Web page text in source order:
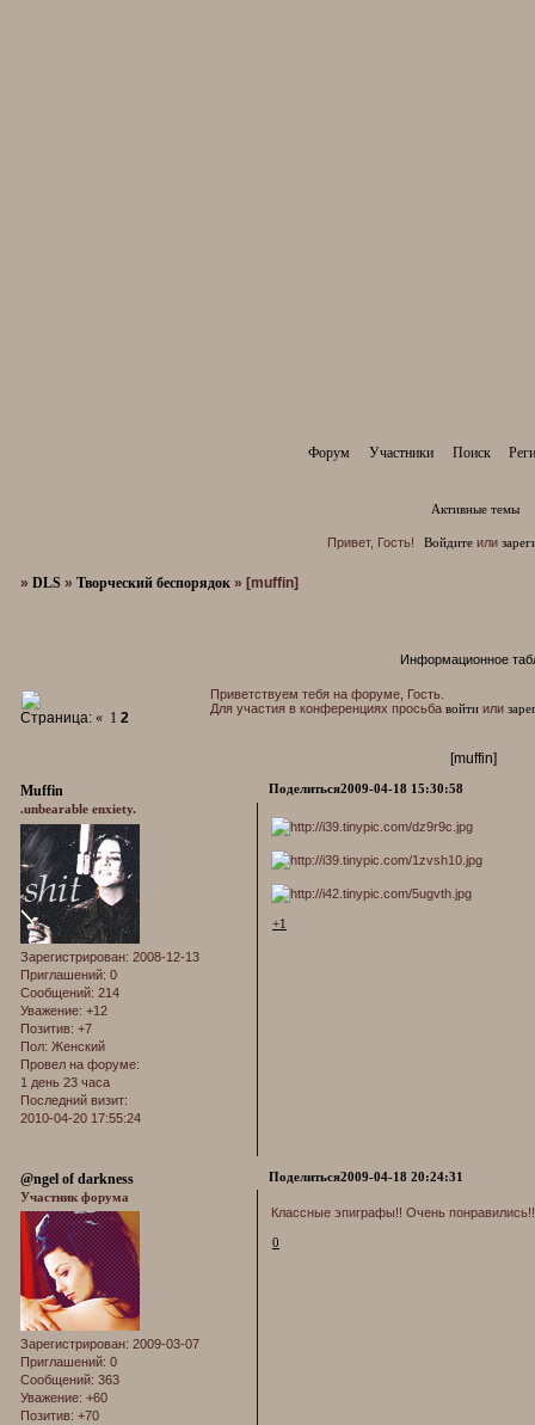
Форум Участники Поиск
Активные темы
Привет, Гость! Войдите или
»DLS »Творческий беспорядок » [muffin]
Информационное
Приветствуем тебя на форуме, Гость.
Для участия в конференциях просьба войти или
[muffin]
Страница:« 1 2
Поделиться2009-04-18 15:30:58
Muffin
.unbearable enxiety.
Зарегистрирован: 2008-12-13
Приглашений: 0
Сообщений: 214
Уважение: +12
Позитив: +7
Пол: Женский
Провел на форуме:
1 день 23 часа
Последний визит:
2010-04-20 17:55:24
+1
Поделиться2009-04-18 20:24:31
@ngel of darkness
Участник форума
Зарегистрирован: 2009-03-07
Приглашений: 0
Сообщений: 363
Уважение: +60
Позитив: +70
Классные эпиграфы!! Очень понравились!!
0